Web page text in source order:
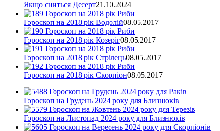
Якщо сниться Десерт21.10.2024
Гороскоп на 2018 рік Водолій08.05.2017
Гороскоп на 2018 рік Козеріг08.05.2017
Гороскоп на 2018 рік Стрілець08.05.2017
Гороскоп на 2018 рік Скорпіон08.05.2017
Гороскоп на Грудень 2024 року для Близнюків
Гороскоп на Листопад 2024 року для Близнюків